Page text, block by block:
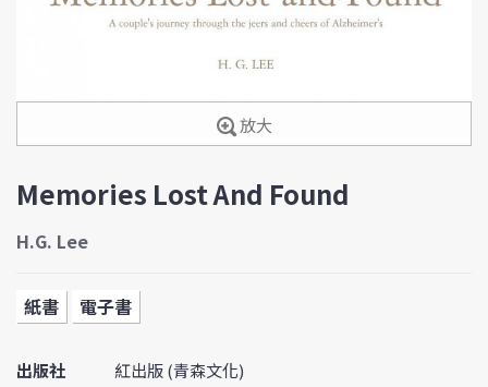
放大
Memories Lost And Found
H.G. Lee
紙書 電子書
出版社
紅出版 (青森文化)